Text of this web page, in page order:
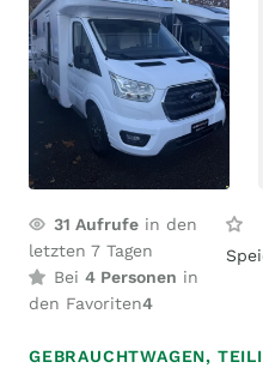
31 Aufrufe in den
letzten 7 Tagen
Bei 4 Personen in
den Favoriten4
GEBRAUCHTWAGEN,